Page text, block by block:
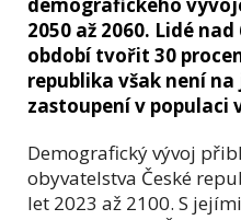
2050 až 2060. Lidé
období tvořit 30
republika však není
zastoupení v populaci
Demografický vývoj
obyvatelstva České
let 2023 až 2100. S